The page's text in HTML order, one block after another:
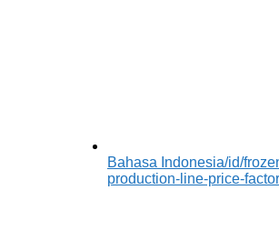
Bahasa Indonesia/id/
production-line-price-